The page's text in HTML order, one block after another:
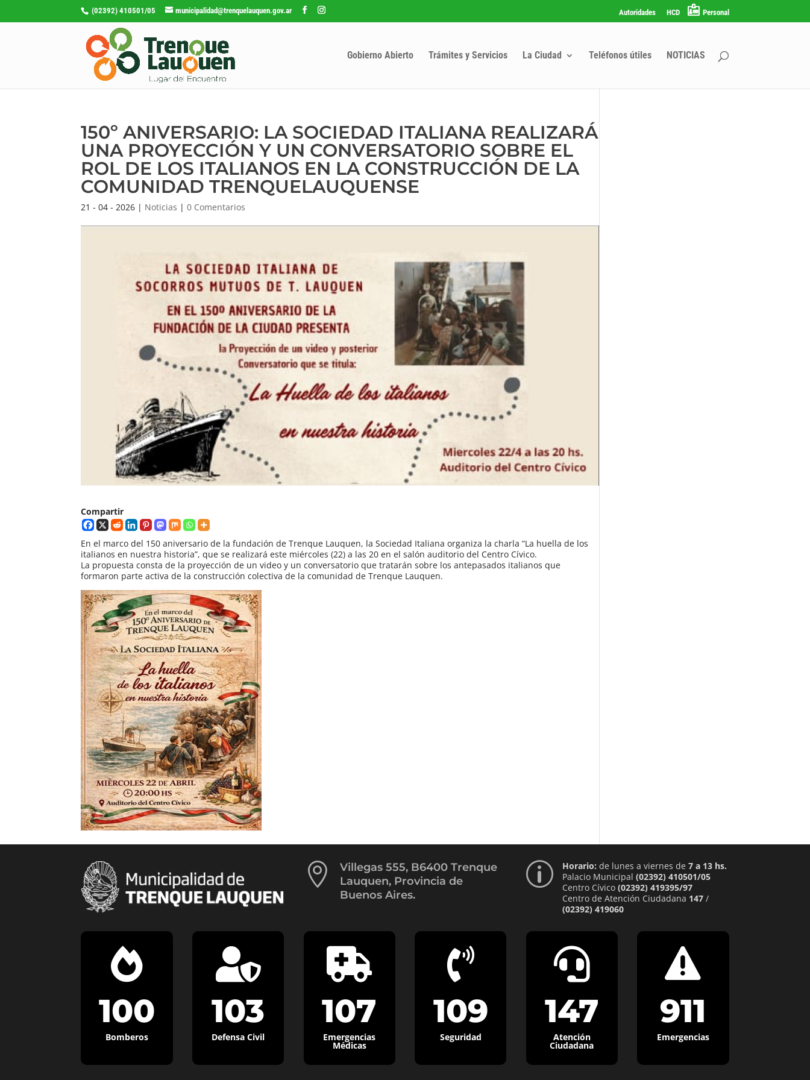
(02392) 410501/05 municipalidad@trenquelauquen.gov.ar Autoridades HCD Personal
Gobierno Abierto Trámites y Servicios La Ciudad Teléfonos útiles NOTICIAS
150º ANIVERSARIO: LA SOCIEDAD ITALIANA REALIZARÁ
UNA PROYECCIÓN Y UN CONVERSATORIO SOBRE EL
ROL DE LOS ITALIANOS EN LA CONSTRUCCIÓN DE LA
COMUNIDAD TRENQUELAUQUENSE
21 - 04 - 2026 | Noticias |0 Comentarios
Compartir
En el marco del 150 aniversario de la fundación de Trenque Lauquen, la Sociedad Italiana organiza la charla “La huella de los
italianos en nuestra historia”, que se realizará este miércoles (22) a las 20 en el salón auditorio del Centro Cívico.
La propuesta consta de la proyección de un video y un conversatorio que tratarán sobre los antepasados italianos que
formaron parte activa de la construcción colectiva de la comunidad de Trenque Lauquen.

Villegas 555, B6400 Trenque
Lauquen, Provincia de
Buenos Aires.
p Horario: de lunes a viernes de 7 a 13 hs.
Palacio Municipal (02392) 410501/05
Centro Cívico (02392) 419395/97
Centro de Atención Ciudadana 147/
(02392) 419060

100
Bomberos

103
Defensa Civil

107
Emergencias
Médicas

109
Seguridad

147
Atención
Ciudadana

911
Emergencias